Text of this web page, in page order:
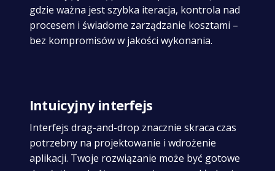
gdzie ważna jest szybka iteracja, kontrola nad
procesem i świadome zarządzanie kosztami –
bez kompromisów w jakości wykonania.
Intuicyjny interfejs
Interfejs drag-and-drop znacznie skraca czas
potrzebny na projektowanie i wdrożenie
aplikacji. Twoje rozwiązanie może być gotowe